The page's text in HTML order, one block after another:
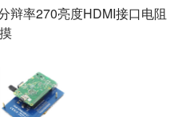
辩率270亮度HDMI接口电阻